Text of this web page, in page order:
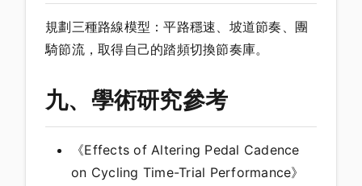
規劃三種路線模型：平路穩速、坡道節奏、團
騎節流，取得自己的踏頻切換節奏庫。
九、學術研究參考
《Effects of Altering Pedal Cadence
on Cycling Time-Trial Performance》